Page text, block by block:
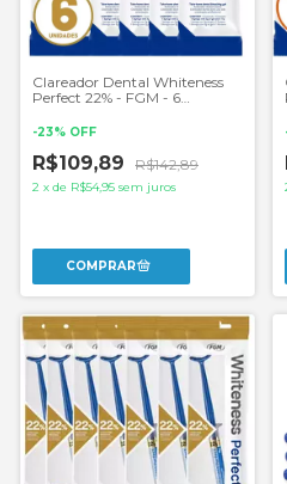
Clareador Dental Whiteness
Perfect 22% - FGM - 6
-23% OFF
R$109,89 R$142,89
2 x de R$54,95 sem juros